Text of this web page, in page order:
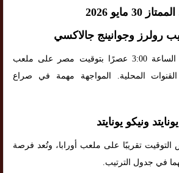
مايو 2026
رولرز وجوانينج جالاكسي
تُقام المباراة في تمام الساعة 3:00 عصرًا بتوقيت مصر على ملعب
المحلية. المواجهة مهمة في صراع
ونيكو يونايتد
التوقيت تقريبًا على ملعب أورابا، وتُعد فرصة
في جدول الترتيب.